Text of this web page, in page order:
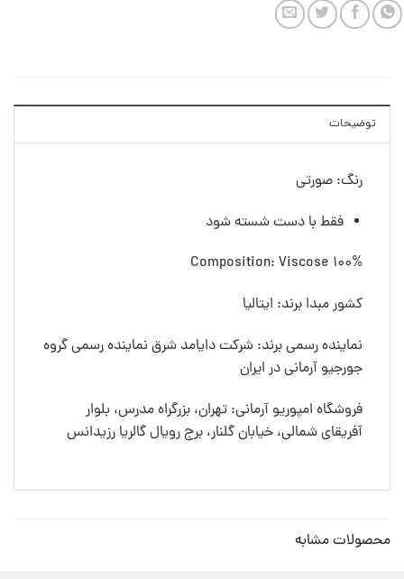
توضیحات
رنگ: صورتی
فقط با دست شسته شود
Composition: Viscose 100%
کشور مبدا برند: ایتالیا
نماینده رسمی برند: شرکت دایامد شرق نماینده رسمی گروه
جورجیو آرمانی در ایران
فروشگاه امپوریو آرمانی: تهران، بزرگراه مدرس، بلوار
آفریقای شمالی، خیابان گلنار، برج رویال گالریا رزیدانس
محصولات مشابه